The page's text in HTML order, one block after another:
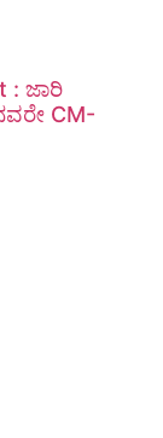
: ಜಾರಿ
CM-